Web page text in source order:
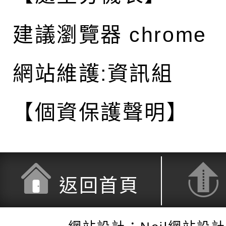
建議瀏覽器 chrome
網站維護:資訊組
【個資保護聲明】
返回首頁